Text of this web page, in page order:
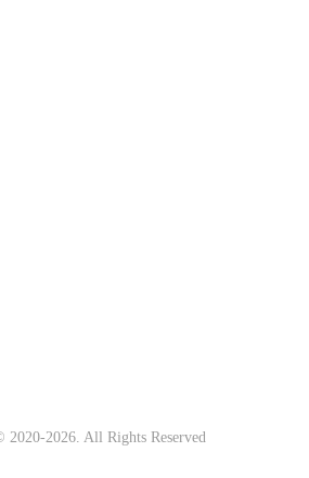
2020-2026. All Rights Reserved